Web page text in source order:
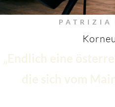
PATRIZIA
„Endlich eine
die sich vom